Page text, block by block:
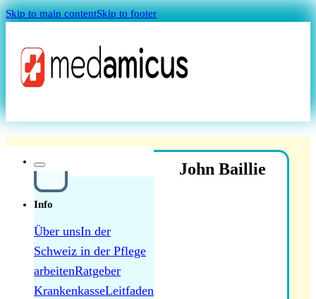
Skip to main contentSkip to footer
MAGAZIN
Magazin
Quellensteuer Lohnrechner
Info
Über unsIn der
Schweiz in der Pflege
arbeitenRatgeber
KrankenkasseLeitfaden
John Baillie